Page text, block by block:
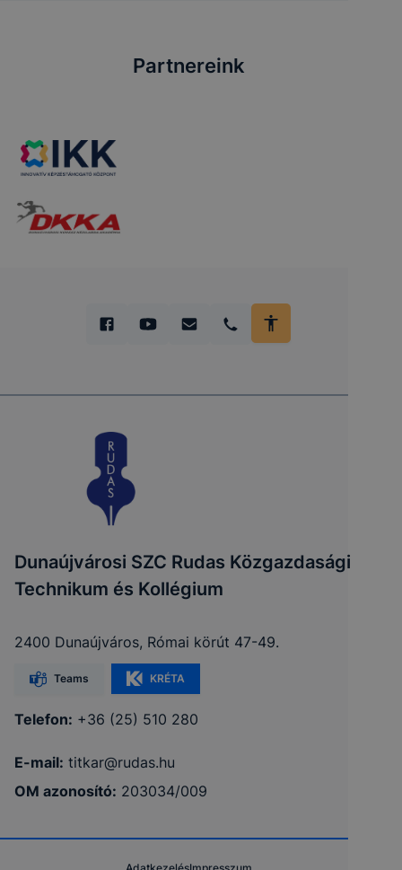
Partnereink
Dunaújvárosi SZC Rudas Közgazdasági
Technikum és Kollégium
2400 Dunaújváros, Római körút 47-49.
Teams KRÉTA
Telefon: +36 (25) 510 280
E-mail: titkar@rudas.hu
OM azonosító: 203034/009